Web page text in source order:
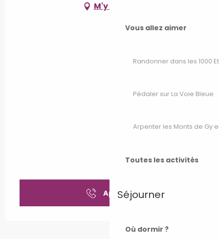
Vous allez aimer
Randonner dans les 1000
Pédaler sur La Voie Bleue
Arpenter les Monts de Gy
Toutes les activités
Séjourner
Où dormir ?
M'y rendre
Appeler